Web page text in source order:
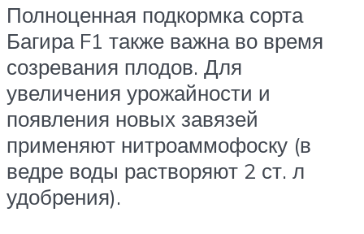
Полноценная подкормка сорта
Багира F1 также важна во время
созревания плодов. Для
увеличения урожайности и
появления новых завязей
применяют нитроаммофоску (в
ведре воды растворяют 2 ст. л
удобрения).